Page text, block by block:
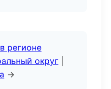
регионе
округ
→